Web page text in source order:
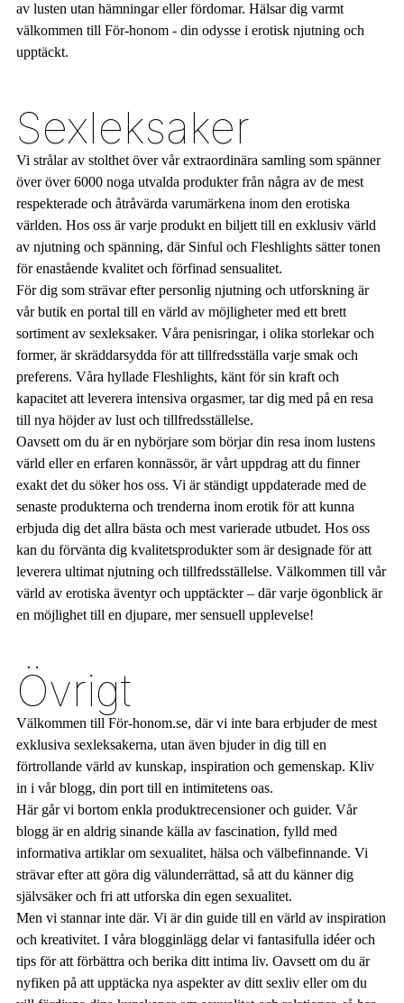
av lusten utan hämningar eller fördomar. Hälsar dig varmt
välkommen till För-honom - din odysse i erotisk njutning och
upptäckt.
Sexleksaker
Vi strålar av stolthet över vår extraordinära samling som spänner
över över 6000 noga utvalda produkter från några av de mest
respekterade och åtråvärda varumärkena inom den erotiska
världen. Hos oss är varje produkt en biljett till en exklusiv värld
av njutning och spänning, där Sinful och Fleshlights sätter tonen
för enastående kvalitet och förfinad sensualitet.
För dig som strävar efter personlig njutning och utforskning är
vår butik en portal till en värld av möjligheter med ett brett
sortiment av sexleksaker. Våra penisringar, i olika storlekar och
former, är skräddarsydda för att tillfredsställa varje smak och
preferens. Våra hyllade Fleshlights, känt för sin kraft och
kapacitet att leverera intensiva orgasmer, tar dig med på en resa
till nya höjder av lust och tillfredsställelse.
Oavsett om du är en nybörjare som börjar din resa inom lustens
värld eller en erfaren konnässör, är vårt uppdrag att du finner
exakt det du söker hos oss. Vi är ständigt uppdaterade med de
senaste produkterna och trenderna inom erotik för att kunna
erbjuda dig det allra bästa och mest varierade utbudet. Hos oss
kan du förvänta dig kvalitetsprodukter som är designade för att
leverera ultimat njutning och tillfredsställelse. Välkommen till vår
värld av erotiska äventyr och upptäckter – där varje ögonblick är
en möjlighet till en djupare, mer sensuell upplevelse!
Övrigt
Välkommen till För-honom.se, där vi inte bara erbjuder de mest
exklusiva sexleksakerna, utan även bjuder in dig till en
förtrollande värld av kunskap, inspiration och gemenskap. Kliv
in i vår blogg, din port till en intimitetens oas.
Här går vi bortom enkla produktrecensioner och guider. Vår
blogg är en aldrig sinande källa av fascination, fylld med
informativa artiklar om sexualitet, hälsa och välbefinnande. Vi
strävar efter att göra dig välunderrättad, så att du känner dig
självsäker och fri att utforska din egen sexualitet.
Men vi stannar inte där. Vi är din guide till en värld av inspiration
och kreativitet. I våra blogginlägg delar vi fantasifulla idéer och
tips för att förbättra och berika ditt intima liv. Oavsett om du är
nyfiken på att upptäcka nya aspekter av ditt sexliv eller om du